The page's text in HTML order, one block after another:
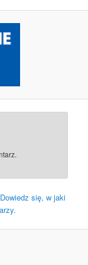
Dowiedz się, w jaki